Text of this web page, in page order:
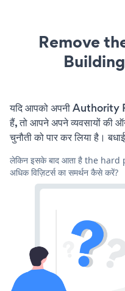
Remove
यदि आपको अपनी Authority
हैं, तो आपने अपने व्यवसायों की
चुनौती को पार कर लिया है।
लेकिन इसके बाद आता है the
अधिक विज़िटर्स का समर्थन कैसे करें?